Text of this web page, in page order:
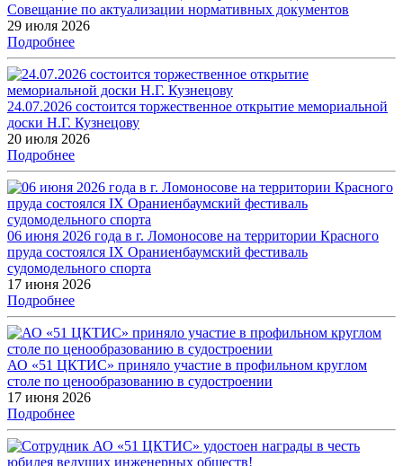
Совещание по актуализации нормативных документов
29 июля 2026
Подробнее
24.07.2026 состоится торжественное открытие мемориальной
доски Н.Г. Кузнецову
20 июля 2026
Подробнее
06 июня 2026 года в г. Ломоносове на территории Красного
пруда состоялся IX Ораниенбаумский фестиваль
судомодельного спорта
17 июня 2026
Подробнее
АО «51 ЦКТИС» приняло участие в профильном круглом
столе по ценообразованию в судостроении
17 июня 2026
Подробнее